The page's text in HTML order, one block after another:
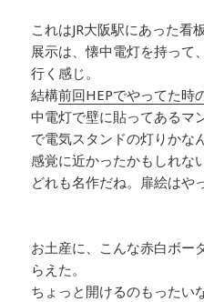
これはJR大阪駅にあった看板
展示は、懐中電灯を持って
行く感じ。
結構前回HEPでやってた時
中電灯で壁に貼ってあるマ
で電気スタンドの灯りかな
感覚に近かったかもしれな
どれも名作だね。扉絵はや
お土産に、こんな赤白ボー
らえた。
ちょっと開けるのもったい